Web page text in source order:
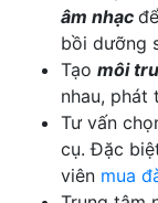
âm nhạc
bồi dưỡng
Tạo môi
nhau, phát
Tư vấn
cụ. Đặc
viên mua